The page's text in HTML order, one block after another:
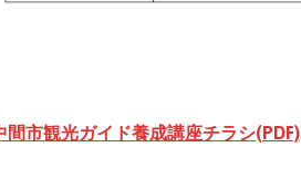
間市観光ガイド養成講座チラシ(PDF)